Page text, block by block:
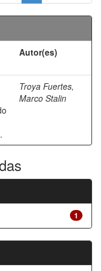
Autor(es)
Troya Fuertes,
Marco Stalin
1